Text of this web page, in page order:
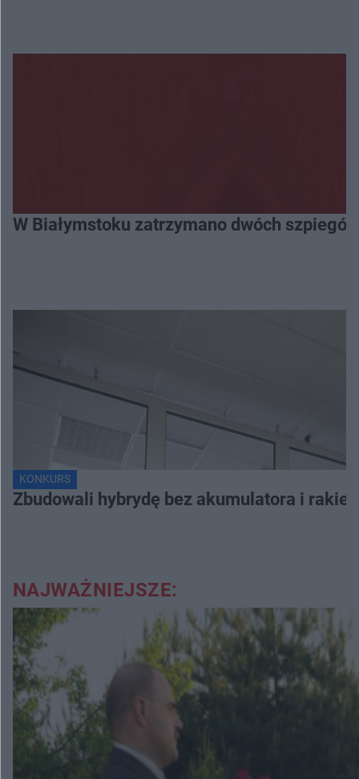
W Białymstoku zatrzymano dwóch
KONKURS
Zbudowali hybrydę bez akumulatora i
NAJWAŻNIEJSZE: